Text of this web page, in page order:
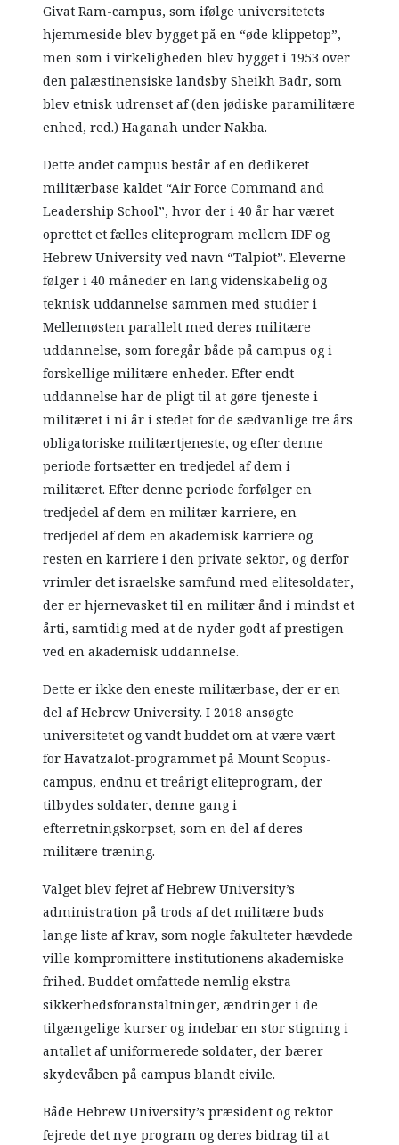
Givat Ram-campus, som ifølge universitetets
hjemmeside blev bygget på en “øde klippetop”,
men som i virkeligheden blev bygget i 1953 over
den palæstinensiske landsby Sheikh Badr, som
blev etnisk udrenset af (den jødiske paramilitære
enhed, red.) Haganah under Nakba.
Dette andet campus består af en dedikeret
militærbase kaldet “Air Force Command and
Leadership School”, hvor der i 40 år har været
oprettet et fælles eliteprogram mellem IDF og
Hebrew University ved navn “Talpiot”. Eleverne
følger i 40 måneder en lang videnskabelig og
teknisk uddannelse sammen med studier i
Mellemøsten parallelt med deres militære
uddannelse, som foregår både på campus og i
forskellige militære enheder. Efter endt
uddannelse har de pligt til at gøre tjeneste i
militæret i ni år i stedet for de sædvanlige tre års
obligatoriske militærtjeneste, og efter denne
periode fortsætter en tredjedel af dem i
militæret. Efter denne periode forfølger en
tredjedel af dem en militær karriere, en
tredjedel af dem en akademisk karriere og
resten en karriere i den private sektor, og derfor
vrimler det israelske samfund med elitesoldater,
der er hjernevasket til en militær ånd i mindst et
årti, samtidig med at de nyder godt af prestigen
ved en akademisk uddannelse.
Dette er ikke den eneste militærbase, der er en
del af Hebrew University. I 2018 ansøgte
universitetet og vandt buddet om at være vært
for Havatzalot-programmet på Mount Scopus-
campus, endnu et treårigt eliteprogram, der
tilbydes soldater, denne gang i
efterretningskorpset, som en del af deres
militære træning.
Valget blev fejret af Hebrew University’s
administration på trods af det militære buds
lange liste af krav, som nogle fakulteter hævdede
ville kompromittere institutionens akademiske
frihed. Buddet omfattede nemlig ekstra
sikkerhedsforanstaltninger, ændringer i de
tilgængelige kurser og indebar en stor stigning i
antallet af uniformerede soldater, der bærer
skydevåben på campus blandt civile.
Både Hebrew University’s præsident og rektor
fejrede det nye program og deres bidrag til at